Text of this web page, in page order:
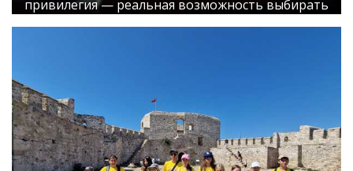
привилегия — реальная возможность выбирать